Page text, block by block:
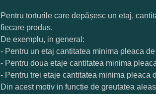
Pentru torturile care depășesc un etaj,
fiecare produs.
De exemplu, in general:
- Pentru un etaj cantitatea minima pleaca
- Pentru doua etaje cantitatea minima
- Pentru trei etaje cantitatea minima pleaca
Din acest motiv in functie de greutatea